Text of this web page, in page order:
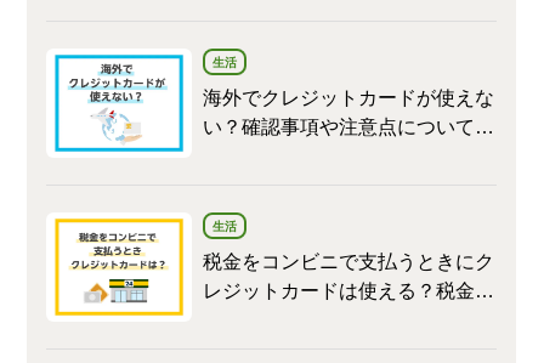
生活
海外でクレジットカードが使えな
い？確認事項や注意点について解
生活
税金をコンビニで支払うときにク
レジットカードは使える？税金の